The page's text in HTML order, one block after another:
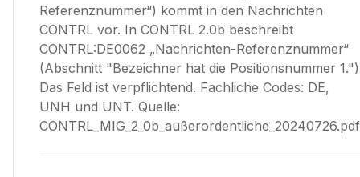
Referenznummer“) kommt in den Nachrichten
CONTRL vor. In CONTRL 2.0b beschreibt
CONTRL:DE0062 „Nachrichten-Referenznummer“
(Abschnitt "Bezeichner hat die Positionsnummer
Das Feld ist verpflichtend. Fachliche Codes: DE,
UNH und UNT. Quelle: